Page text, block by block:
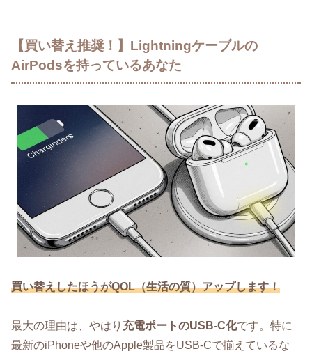
【買い替え推奨！】Lightningケーブルの
AirPodsを持っているあなた
買い替えしたほうがQOL（生活の質）アップします！
最大の理由は、やはり 充電ポートのUSB-C化です。特に
最新のiPhoneや他のApple製品をUSB-Cで揃えているな